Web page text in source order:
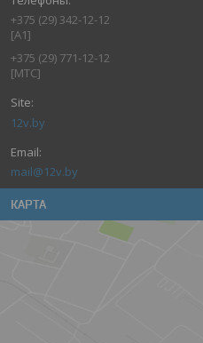
+375 (29) 342-12-12
[A1]
+375 (29) 771-12-12
[МТС]
12v.by
mail@12v.by
КАРТА